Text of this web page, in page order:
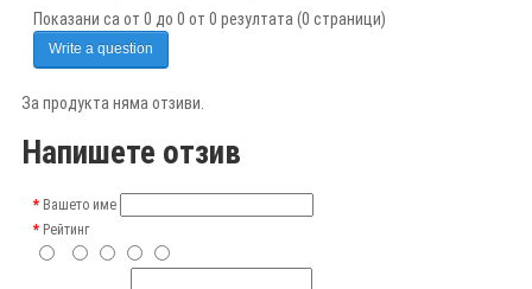
Показани са от 0 до 0 от 0 резултата (0 страници)
Write a question
За продукта няма отзиви.
Напишете отзив
Вашето име
Рейтинг